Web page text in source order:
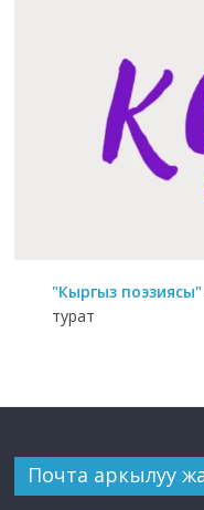
"Кыргыз поэзиясы"
турат
Почта аркылуу